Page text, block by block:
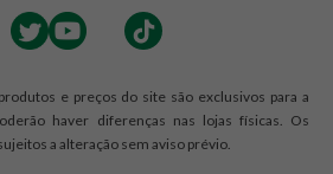
e preços do site são exclusivos para a
haver diferenças nas lojas físicas. Os
a alteração sem aviso prévio.